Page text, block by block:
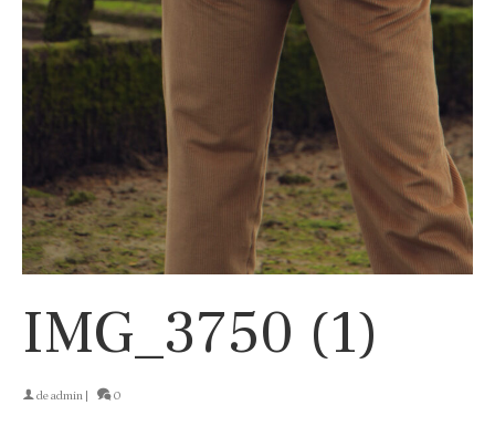
IMG_3750 (1)
deadmin 0